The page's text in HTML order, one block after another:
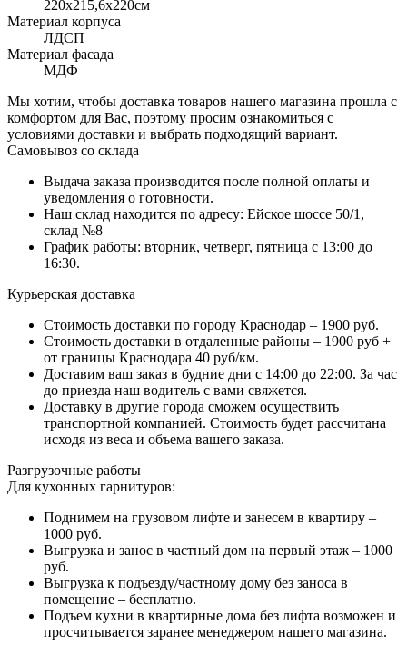
220x215,6х220см
Материал корпуса
ЛДСП
Материал фасада
МДФ
Мы хотим, чтобы доставка товаров нашего магазина прошла с
комфортом для Вас, поэтому просим ознакомиться с
условиями доставки и выбрать подходящий вариант.
Самовывоз со склада
Выдача заказа производится после полной оплаты и
уведомления о готовности.
Наш склад находится по адресу: Ейское шоссе 50/1,
склад №8
График работы: вторник, четверг, пятница с 13:00 до
16:30.
Курьерская доставка
Стоимость доставки по городу Краснодар – 1900 руб.
Стоимость доставки в отдаленные районы – 1900 руб +
от границы Краснодара 40 руб/км.
Доставим ваш заказ в будние дни с 14:00 до 22:00. За час
до приезда наш водитель с вами свяжется.
Доставку в другие города сможем осуществить
транспортной компанией. Стоимость будет рассчитана
исходя из веса и объема вашего заказа.
Разгрузочные работы
Для кухонных гарнитуров:
Поднимем на грузовом лифте и занесем в квартиру –
1000 руб.
Выгрузка и занос в частный дом на первый этаж – 1000
руб.
Выгрузка к подъезду/частному дому без заноса в
помещение – бесплатно.
Подъем кухни в квартирные дома без лифта возможен и
просчитывается заранее менеджером нашего магазина.